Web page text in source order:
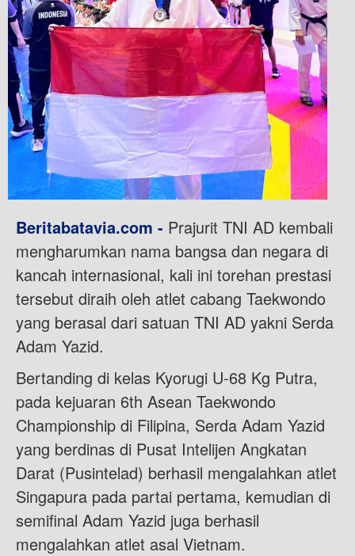
Beritabatavia.com - Prajurit TNI AD kembali
mengharumkan nama bangsa dan negara di
kancah internasional, kali ini torehan prestasi
tersebut diraih oleh atlet cabang Taekwondo
yang berasal dari satuan TNI AD yakni Serda
Adam Yazid.
Bertanding di kelas Kyorugi U-68 Kg Putra,
pada kejuaran 6th Asean Taekwondo
Championship di Filipina, Serda Adam Yazid
yang berdinas di Pusat Intelijen Angkatan
Darat (Pusintelad) berhasil mengalahkan atlet
Singapura pada partai pertama, kemudian di
semifinal Adam Yazid juga berhasil
mengalahkan atlet asal Vietnam.